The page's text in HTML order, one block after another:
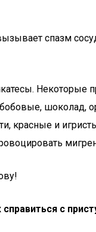
спазм
Некоторые
шоколад,
красные и
с